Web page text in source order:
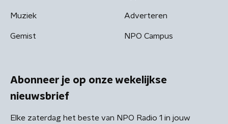
Muziek
Gemist
Adverteren
NPO Campus
Abonneer je op onze wekelijkse
nieuwsbrief
Elke zaterdag het beste van NPO Radio 1 in jouw